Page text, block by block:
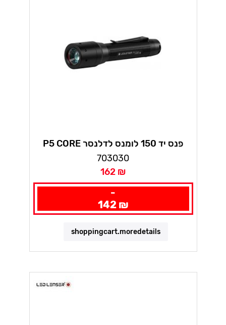
P5 CORE פנס יד 150 לומנס לדלנסר
703030
162 ₪
-
142 ₪
shoppingcart.moredetails